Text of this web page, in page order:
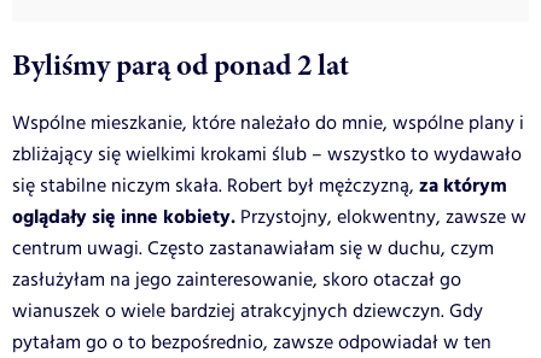
Byliśmy parą od ponad 2 lat
Wspólne mieszkanie, które należało do mnie, wspólne plany i
zbliżający się wielkimi krokami ślub – wszystko to wydawało
się stabilne niczym skała. Robert był mężczyzną, za którym
oglądały się inne kobiety. Przystojny, elokwentny, zawsze w
centrum uwagi. Często zastanawiałam się w duchu, czym
zasłużyłam na jego zainteresowanie, skoro otaczał go
wianuszek o wiele bardziej atrakcyjnych dziewczyn. Gdy
pytałam go o to bezpośrednio, zawsze odpowiadał w ten